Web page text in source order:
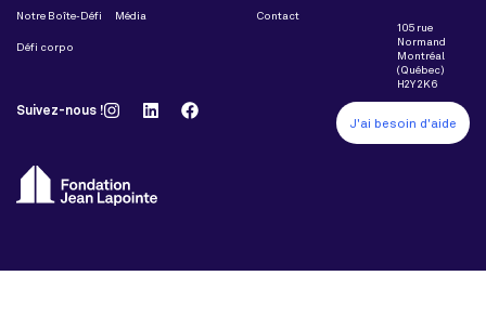
Notre Boîte-Défi
Défi corpo
Média Contact
105 rue
Normand
Montréal
(Québec)
H2Y 2K6
Suivez-nous !
J'ai besoin d'aide